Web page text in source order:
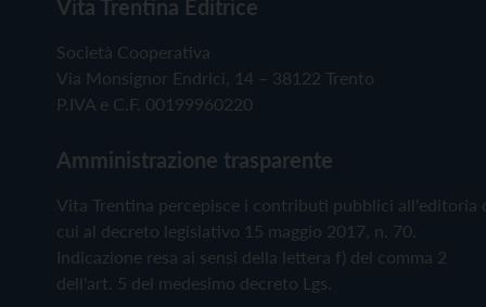
Vita Trentina Editrice
Società Cooperativa
Via Monsignor Endrici, 14 – 38122 Trento
P.IVA e C.F. 00199960220
Amministrazione trasparente
Vita Trentina percepisce i contributi pubblici all'editoria
cui al decreto legislativo 15 maggio 2017, n. 70.
Indicazione resa ai sensi della lettera f) del comma 2
dell'art. 5 del medesimo decreto Lgs.